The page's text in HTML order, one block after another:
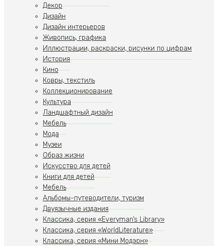
Декор
Дизайн
Дизайн интерьеров
Живопись, графика
Иллюстрации, раскраски, рисунки по цифрам
История
Кино
Ковры, текстиль
Коллекционирование
Культура
Ландшафтный дизайн
Мебель
Мода
Музеи
Образ жизни
Искусство для детей
Книги для детей
Мебель
Альбомы-путеводители, туризм
Двуязычные издания
Классика, серия «Everyman’s Library»
Классика, серия «WorldLiterature»
Классика, серия «Мини Модэрн»